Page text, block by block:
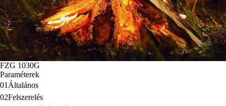
FZG 1030G
Paraméterek
01 Általános
02Felszerelés